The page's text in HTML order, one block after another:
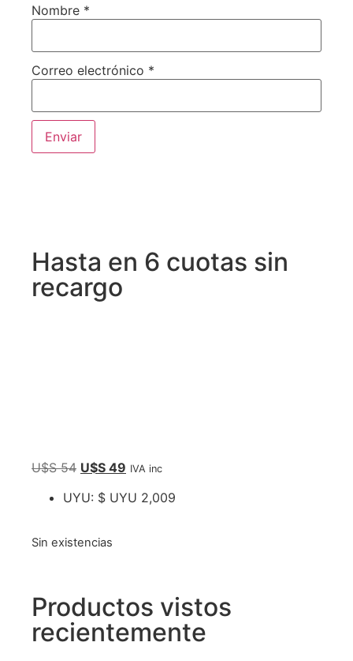
Nombre *
Correo electrónico *
Hasta en 6 cuotas sin
recargo
U$S54 U$S 49 IVA inc
UYU: $ UYU 2,009
Sin existencias
Productos vistos
recientemente